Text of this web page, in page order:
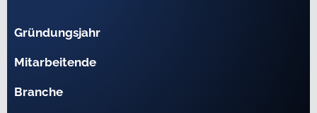
Gründungsjahr
Mitarbeitende
Branche